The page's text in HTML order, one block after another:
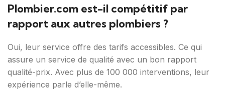
Plombier.com est-il compétitif par
rapport aux autres plombiers ?
Oui, leur service offre des tarifs accessibles. Ce qui
assure un service de qualité avec un bon rapport
qualité-prix. Avec plus de 100 000 interventions, leur
expérience parle d’elle-même.